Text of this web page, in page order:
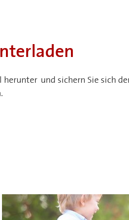
herunter und sichern Sie sich